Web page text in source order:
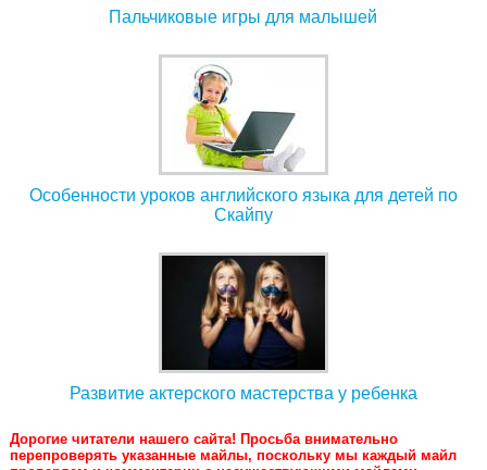
Пальчиковые игры для малышей
Особенности уроков английского языка для детей по
Скайпу
Развитие актерского мастерства у ребенка
Дорогие читатели нашего сайта! Просьба внимательно
перепроверять указанные майлы, поскольку мы каждый майл